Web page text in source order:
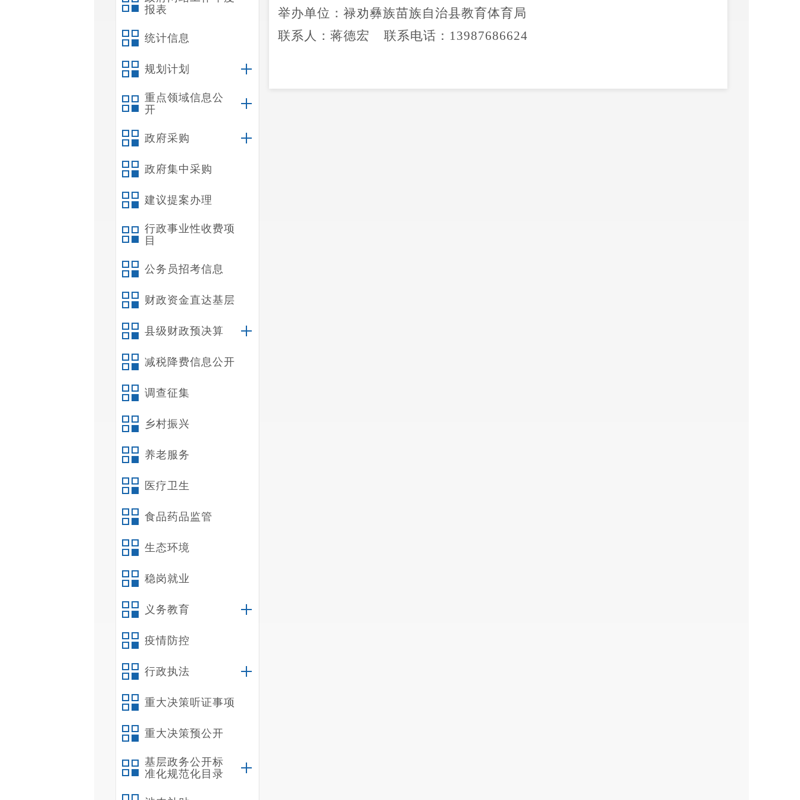
报表
统计信息
规划计划
重点领域信息公
开
政府采购
政府集中采购
建议提案办理
行政事业性收费项
目
公务员招考信息
财政资金直达基层
县级财政预决算
减税降费信息公开
调查征集
乡村振兴
养老服务
医疗卫生
食品药品监管
生态环境
稳岗就业
义务教育
疫情防控
行政执法
重大决策听证事项
重大决策预公开
基层政务公开标
准化规范化目录
举办单位 ： 禄劝彝族苗族自治县教育体育局
联系人 ： 蒋德宏 联系电话 ： 13987686624